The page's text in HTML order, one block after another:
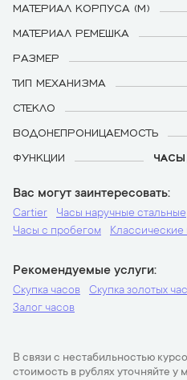
МАТЕРИАЛ КОРПУСА (М)
МАТЕРИАЛ РЕМЕШКА
РАЗМЕР
ТИП МЕХАНИЗМА
СТЕКЛО
ВОДОНЕПРОНИЦАЕМОСТЬ
ФУНКЦИИ
Вас могут заинтересовать
Cartier Часы наручные стальные
Часы с пробегом
Рекомендуемые услуги
Скупка часов Скупка золотых
Залог часов
В связи с нестабильностью
стоимость в рублях уточняйте у